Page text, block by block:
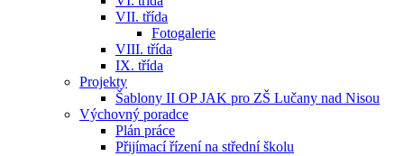
VII. třída
Fotogalerie
VIII. třída
IX. třída
Projekty
Šablony II OP JAK pro ZŠ Lučany nad Nisou
Výchovný poradce
Plán práce
Přijímací řízení na střední školu